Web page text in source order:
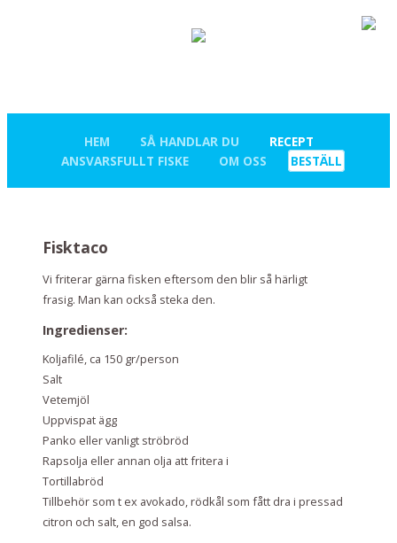
HEM SÅ HANDLAR DU
RECEPT
ANSVARSFULLT FISKE
OM OSS BESTÄLL
Fisktaco
Vi friterar gärna fisken eftersom den blir så härligt
frasig. Man kan också steka den.
Ingredienser:
Koljafilé, ca 150 gr/person
Salt
Vetemjöl
Uppvispat ägg
Panko eller vanligt ströbröd
Rapsolja eller annan olja att fritera i
Tortillabröd
Tillbehör som t ex avokado, rödkål som fått dra i pressad
citron och salt, en god salsa.